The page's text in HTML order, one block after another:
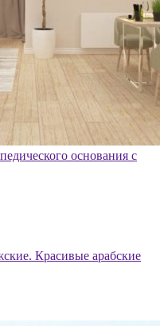
основания с
Красивые арабские